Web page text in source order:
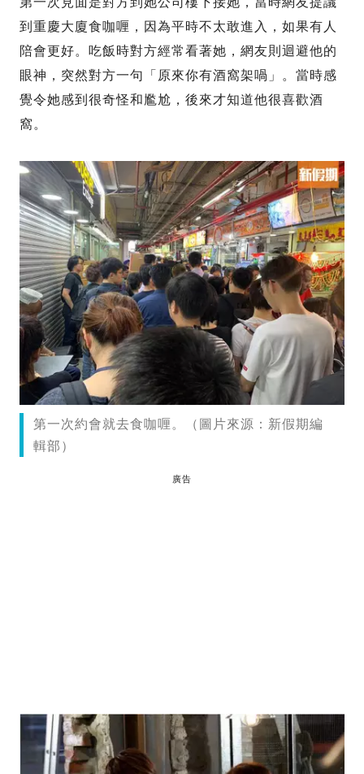
到重慶大廈食咖喱，因為平時不太敢進入，如果有人
陪會更好。吃飯時對方經常看著她，網友則迴避他的
眼神，突然對方一句「原來你有酒窩架喎」。當時感
覺令她感到很奇怪和尷尬，後來才知道他很喜歡酒
窩。
第一次約會就去食咖喱。（圖片來源：新假期編
輯部）
廣告